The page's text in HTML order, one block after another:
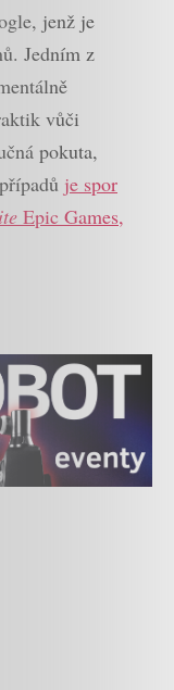
jenž je
Jedním z
vůči
pokuta,
je spor
Epic Games,